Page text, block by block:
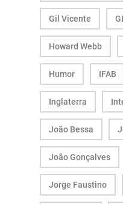
Gil Vicente
Howard Webb
Humor IFAB
Inglaterra
João Bessa
João Gonçalves
Jorge Faustino